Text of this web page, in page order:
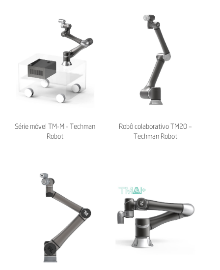
Série móvel TM-M - Techman
Robot
Robô colaborativo TM20 –
Techman Robot